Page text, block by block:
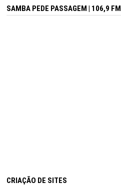
SAMBA PEDE PASSAGEM | 106,9 FM
CRIAÇÃO DE SITES